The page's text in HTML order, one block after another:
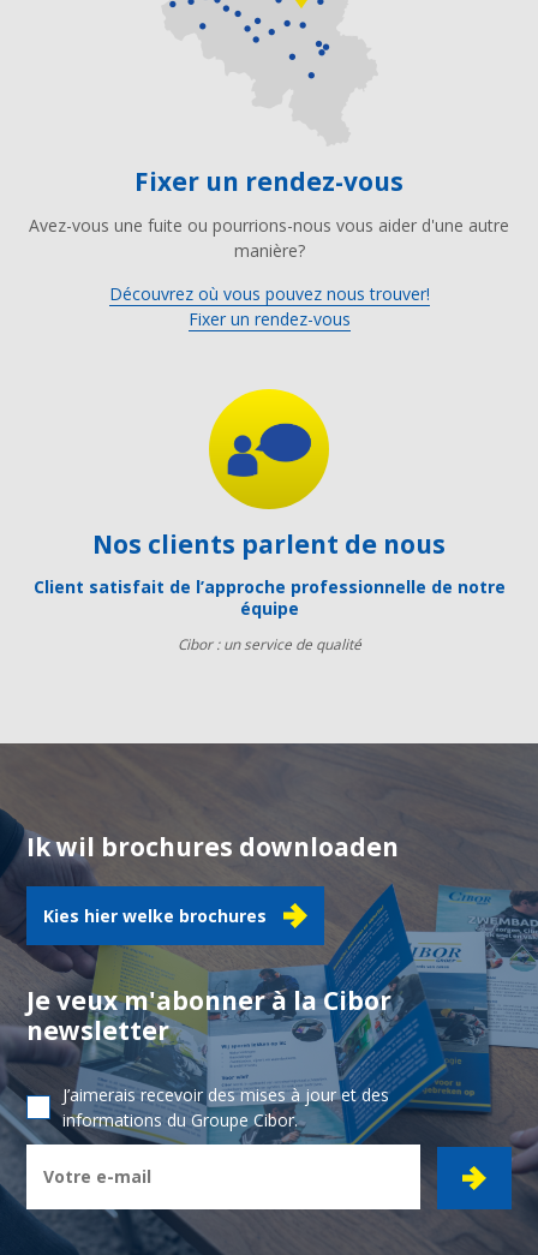
Fixer un rendez-vous
Avez-vous une fuite ou pourrions-nous vous aider d'une autre
manière?
Découvrez où vous pouvez nous trouver!
Fixer un rendez-vous
Nos clients parlent de nous
Client satisfait de l’approche professionnelle de notre
équipe
Cibor : un service de qualité
Ik wil brochures downloaden
Kies hier welke brochures
Je veux m'abonner à la Cibor
newsletter
J’aimerais recevoir des mises à jour et des
informations du Groupe Cibor.